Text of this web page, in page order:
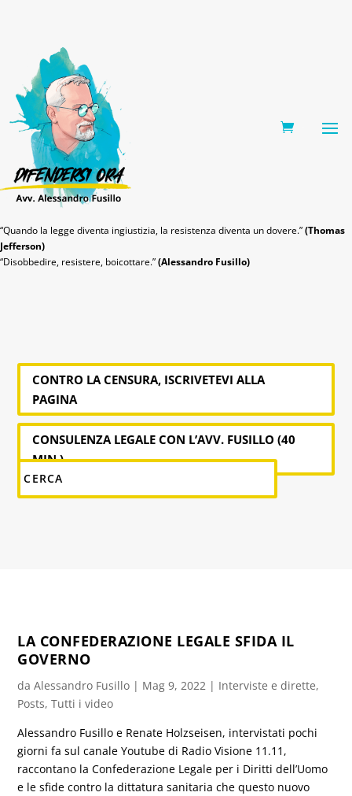
“Quando la legge diventa ingiustizia, la resistenza diventa un dovere.”(Thomas
Jefferson)
“Disobbedire, resistere, boicottare.”(Alessandro Fusillo)
CONTRO LA CENSURA, ISCRIVETEVI ALLA
PAGINA
CONSULENZA LEGALE CON L’AVV. FUSILLO (40
MIN.)
LA CONFEDERAZIONE LEGALE SFIDA IL
GOVERNO
daAlessandro Fusillo | Mag 9, 2022 | Interviste e dirette,
Posts,Tutti i video
Alessandro Fusillo e Renate Holzseisen, intervistati pochi
giorni fa sul canale Youtube di Radio Visione 11.11,
raccontano la Confederazione Legale per i Diritti dell’Uomo
e le sfide contro la dittatura sanitaria che questo nuovo